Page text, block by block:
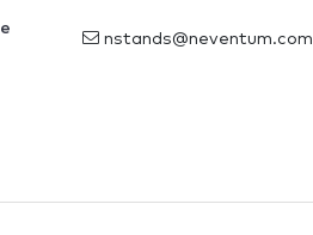
nstands@neventum.com